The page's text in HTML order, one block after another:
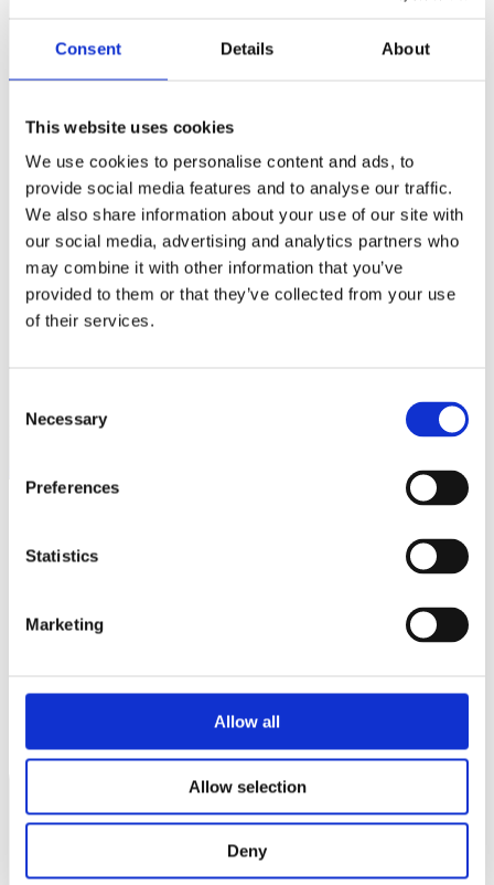
Consent Details About
This website uses cookies
We use cookies to personalise content and ads, to
provide social media features and to analyse our traffic.
We also share information about your use of our site with
our social media, advertising and analytics partners who
may combine it with other information that you’ve
provided to them or that they’ve collected from your use
of their services.
Selection
Necessary
Preferences
Statistics
Marketing
Allow all
Allow selection
Deny
Feb 6